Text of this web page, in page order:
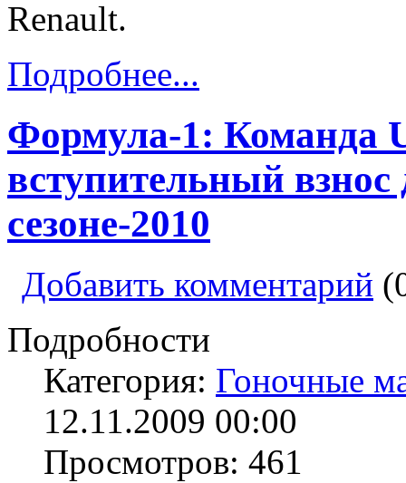
Renault.
Подробнее...
Формула-1: Команда
вступительный взнос
сезоне-2010
Добавить комментарий
Подробности
Категория: Гоночные
12.11.2009 00:00
Просмотров: 461